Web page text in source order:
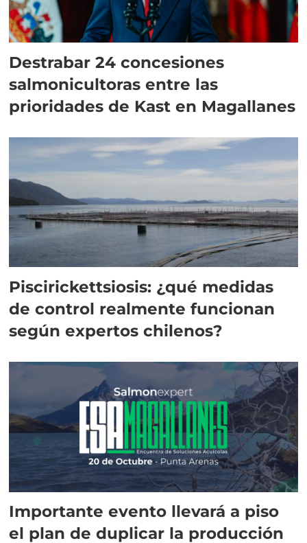
Destrabar 24 concesiones
salmonicultoras entre las
prioridades de Kast en Magallanes
Piscirickettsiosis: ¿qué medidas
de control realmente funcionan
según expertos chilenos?
Importante evento llevará a piso
el plan de duplicar la producción